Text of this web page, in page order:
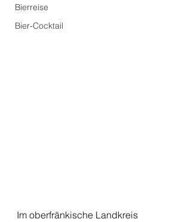
Bierreise
Bier-Cocktail
Im oberfränkische Landkreis